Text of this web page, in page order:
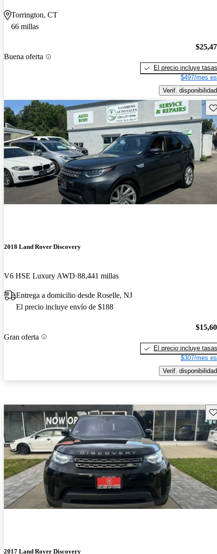
Torrington, CT
66 millas
Buena oferta
El precio incluye tasas
$497/mes
Verif. disponibilidad
2018 Land Rover Discovery
V6 HSE Luxury AWD 88,441 millas
Entrega a domicilio desde Roselle, NJ
El precio incluye envío de $188
Gran oferta
El precio incluye tasas
$307/mes
Verif. disponibilidad
2017 Land Rover Discovery